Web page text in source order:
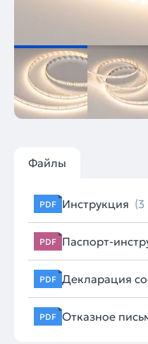
Файлы
PDF Инструкция
PDF Паспорт-
PDF Декларация
PDF Отказное